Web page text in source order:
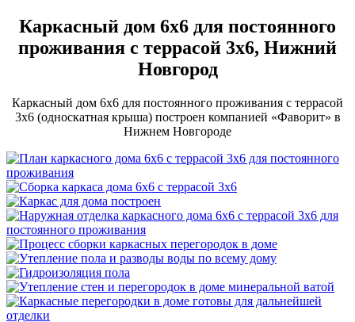
Каркасный дом 6х6 для постоянного
проживания с террасой 3х6, Нижний
Новгород
Каркасный дом 6х6 для постоянного проживания с террасой
3х6 (односкатная крыша) построен компанией «Фаворит» в
Нижнем Новгороде